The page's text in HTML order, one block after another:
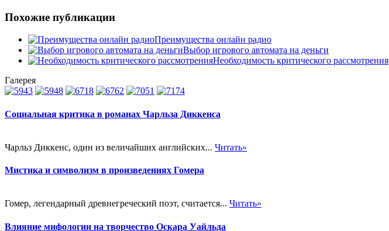
Похожие публикации
Преимущества онлайн радио
Выбор игрового автомата на деньги
Необходимость критического рассмотрения
Галерея
Социальная критика в романах Чарльза Диккенса
Чарльз Диккенс, один из величайших английских... Читать»
Мистика и символизм в произведениях Гомера
Гомер, легендарный древнегреческий поэт, считается... Читать»
Влияние мифологии на творчество Оскара Уайльда